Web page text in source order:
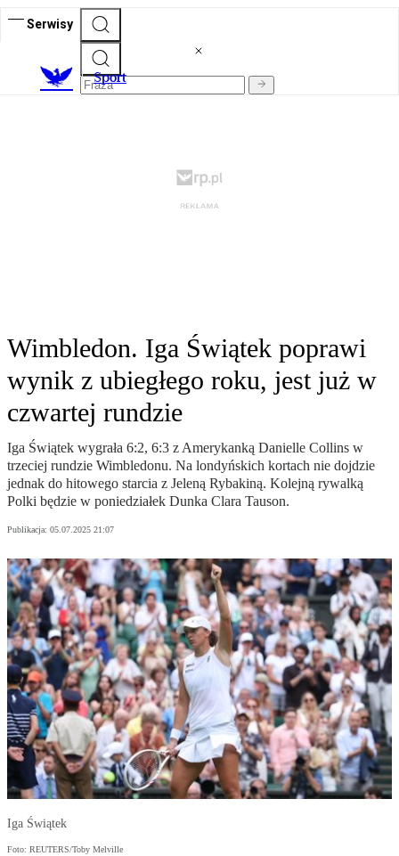
Serwisy
Sport
Wimbledon. Iga Świątek poprawi
wynik z ubiegłego roku, jest już w
czwartej rundzie
Iga Świątek wygrała 6:2, 6:3 z Amerykanką Danielle Collins w
trzeciej rundzie Wimbledonu. Na londyńskich kortach nie dojdzie
jednak do hitowego starcia z Jeleną Rybakiną. Kolejną rywalką
Polki będzie w poniedziałek Dunka Clara Tauson.
Publikacja: 05.07.2025 21:07
Iga Świątek
Foto: REUTERS/Toby Melville